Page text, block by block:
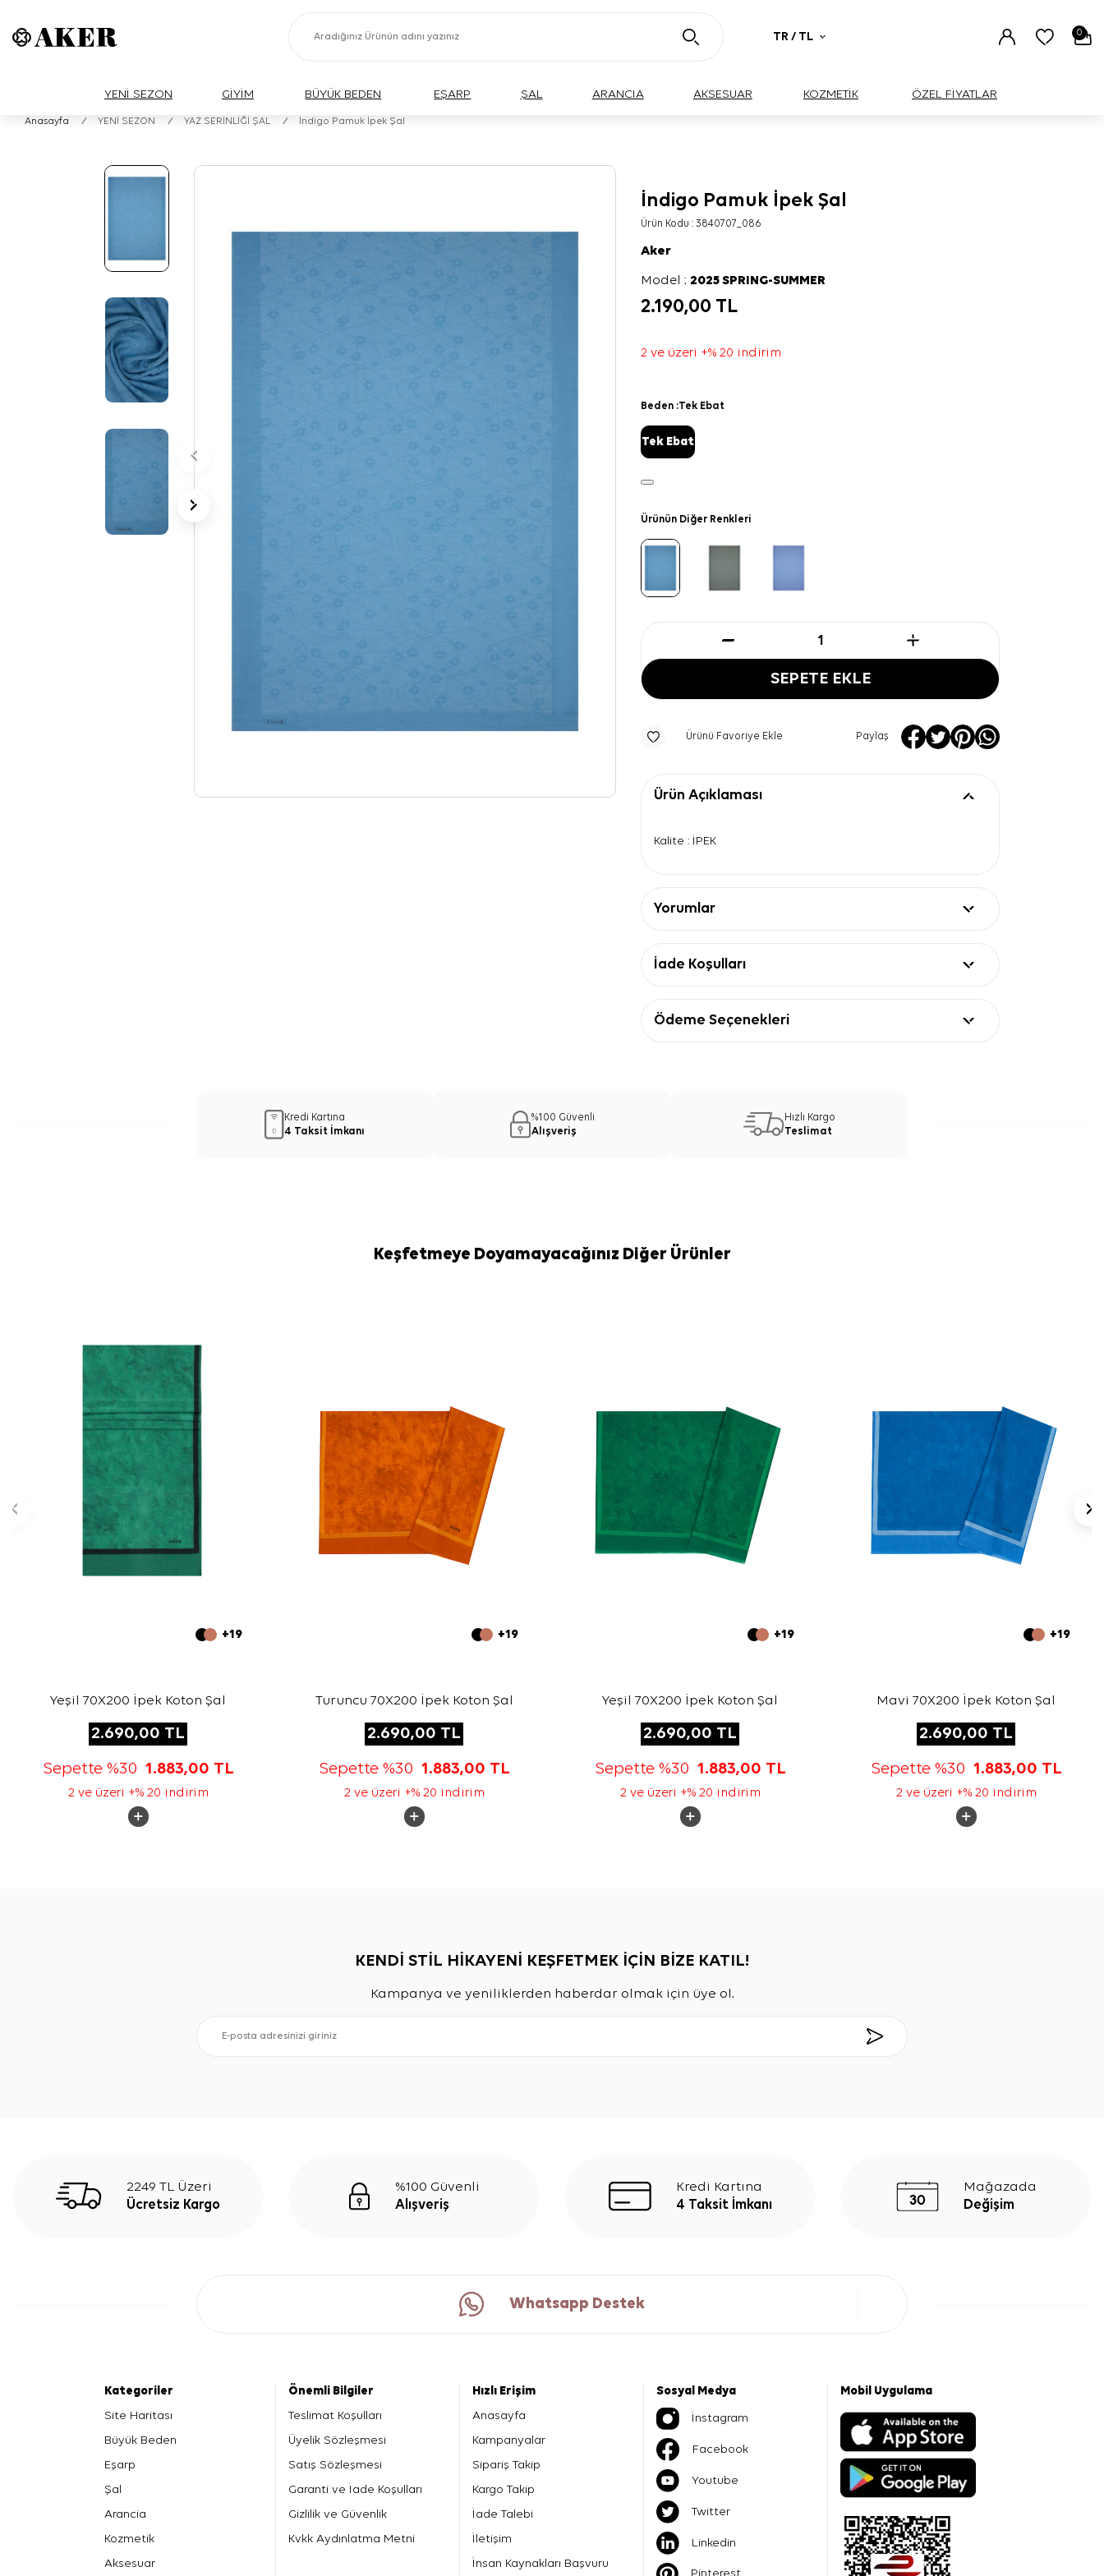
TR / TL 0
YENİ SEZON GİYİM BÜYÜK BEDEN EŞARP ŞAL ARANCIA AKSESUAR KOZMETİK ÖZEL FİYATLAR
Anasayfa / YENİ SEZON / YAZ SERİNLİĞİ ŞAL / İndigo Pamuk İpek Şal
İndigo Pamuk İpek Şal
Ürün Kodu :3840707_086
Aker
Model :2025 SPRING-SUMMER
2.190,00 TL
2 ve üzeri +% 20 indirim
Beden :Tek Ebat
Tek Ebat
Ürünün Diğer Renkleri
SEPETE EKLE
Ürünü Favoriye Ekle Paylaş
Ürün Açıklaması
Kalite : İPEK
Yorumlar
İade Koşulları
Ödeme Seçenekleri
Kredi Kartına
4 Taksit İmkanı
%100 Güvenli
Alışveriş
Hızlı Kargo
Teslimat
Keşfetmeye Doyamayacağınız Diğer Ürünler
+19
Yeşil 70X200 İpek Koton Şal
2.690,00 TL
Sepette %30 1.883,00 TL
2 ve üzeri +% 20 indirim
+19
Turuncu 70X200 İpek Koton Şal
2.690,00 TL
Sepette %30 1.883,00 TL
2 ve üzeri +% 20 indirim
+19
Yeşil 70X200 İpek Koton Şal
2.690,00 TL
Sepette %30 1.883,00 TL
2 ve üzeri +% 20 indirim
+19
Mavi 70X200 İpek Koton Şal
2.690,00 TL
Sepette %30 1.883,00 TL
2 ve üzeri +% 20 indirim
KENDİ STİL HİKAYENİ KEŞFETMEK İÇİN BİZE KATIL!
Kampanya ve yeniliklerden haberdar olmak için üye ol.
2249 TL Üzeri
Ücretsiz Kargo
%100 Güvenli
Alışveriş
Kredi Kartına
4 Taksit İmkanı
Mağazada
Değişim
Whatsapp Destek
Kategoriler
Site Haritası
Büyük Beden
Eşarp
Şal
Arancia
Kozmetik
Aksesuar
Önemli Bilgiler
Teslimat Koşulları
Üyelik Sözleşmesi
Satış Sözleşmesi
Garanti ve İade Koşulları
Gizlilik ve Güvenlik
Kvkk Aydınlatma Metni
Hızlı Erişim
Anasayfa
Kampanyalar
Sipariş Takip
Kargo Takip
İade Talebi
İletişim
İnsan Kaynakları Başvuru
Sosyal Medya
İnstagram
Facebook
Youtube
Twitter
Linkedin
Pinterest
Mobil Uygulama